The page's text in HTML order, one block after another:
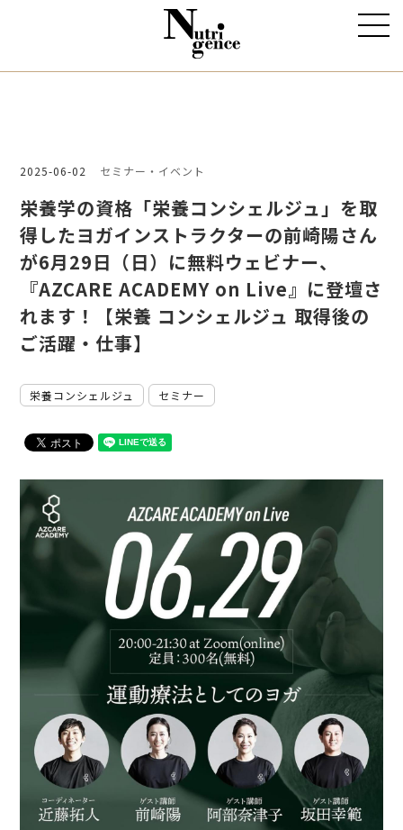
2025-06-02 セミナー・イベント
栄養学の資格「栄養コンシェルジュ」を取
得したヨガインストラクターの前崎陽さん
が6月29日（日）に無料ウェビナー、
『AZCARE ACADEMY on Live』に登壇さ
れます！【栄養 コンシェルジュ 取得後の
ご活躍・仕事】
栄養コンシェルジュ セミナー